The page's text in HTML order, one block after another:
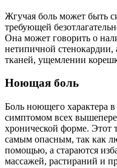
Жгучая боль может быть
требующей
Она может говорить о
нетипичной
тканей, ущемлении
Ноющая боль
Боль ноющего характера в
симптомом всех
хронической форме. Этот
самым опасным, так как
помощью, а стараются
массажей, растираний и